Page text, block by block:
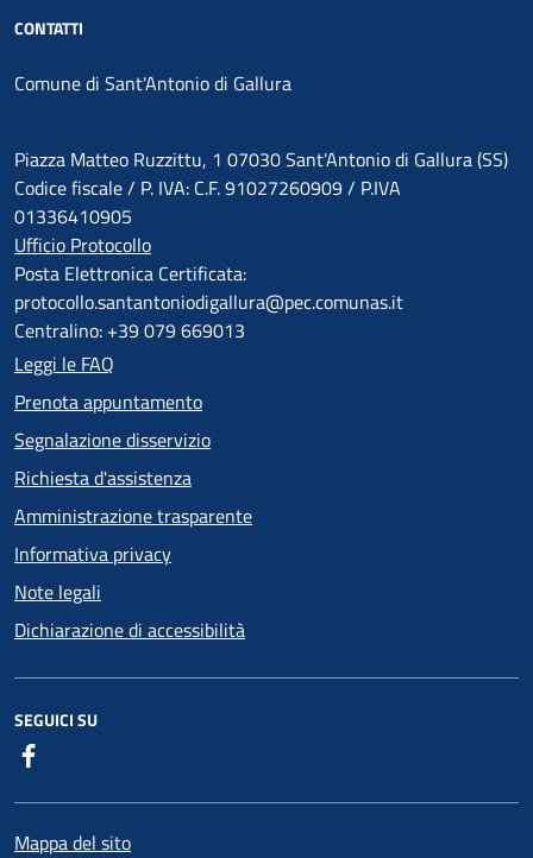
CONTATTI
Comune di Sant'Antonio di Gallura
Piazza Matteo Ruzzittu, 1 07030 Sant'Antonio di Gallura (SS)
Codice fiscale / P. IVA: C.F. 91027260909 / P.IVA
01336410905
Ufficio Protocollo
Posta Elettronica Certificata:
protocollo.santantoniodigallura@pec.comunas.it
Centralino: +39 079 669013
Leggi le FAQ
Prenota appuntamento
Segnalazione disservizio
Richiesta d'assistenza
Amministrazione trasparente
Informativa privacy
Note legali
Dichiarazione di accessibilità
SEGUICI SU
Mappa del sito